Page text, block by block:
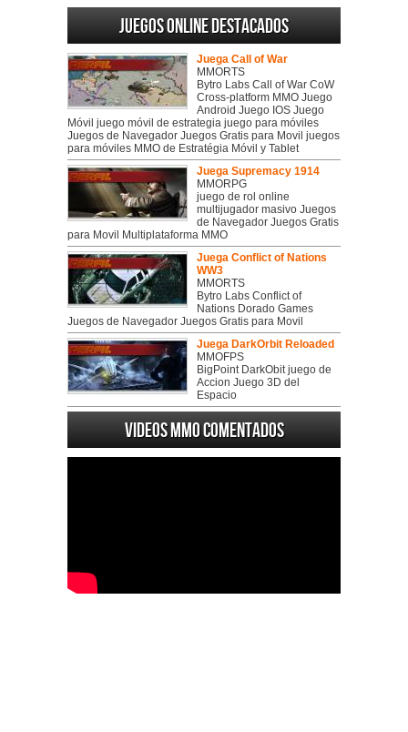
Juegos online destacados
Juega Call of War
MMORTS
Bytro Labs Call of War CoW
Cross-platform MMO Juego
Android Juego IOS Juego
Móvil juego móvil de estrategia juego para móviles
Juegos de Navegador Juegos Gratis para Movil juegos
para móviles MMO de Estratégia Móvil y Tablet
Juega Supremacy 1914
MMORPG
juego de rol online
multijugador masivo Juegos
de Navegador Juegos Gratis
para Movil Multiplataforma MMO
Juega Conflict of Nations
WW3
MMORTS
Bytro Labs Conflict of
Nations Dorado Games
Juegos de Navegador Juegos Gratis para Movil
Juega DarkOrbit Reloaded
MMOFPS
BigPoint DarkObit juego de
Accion Juego 3D del
Espacio
Videos MMO Comentados